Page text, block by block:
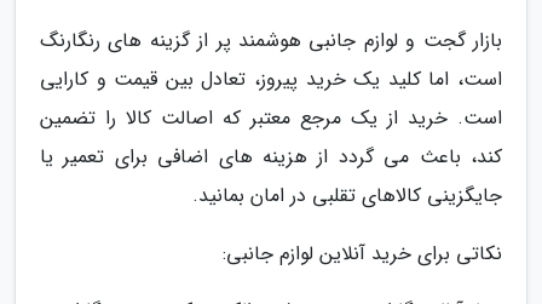
بازار گجت و لوازم جانبی هوشمند پر از گزینه های رنگارنگ
است، اما کلید یک خرید پیروز، تعادل بین قیمت و کارایی
است. خرید از یک مرجع معتبر که اصالت کالا را تضمین
کند، باعث می گردد از هزینه های اضافی برای تعمیر یا
جایگزینی کالاهای تقلبی در امان بمانید.
نکاتی برای خرید آنلاین لوازم جانبی: